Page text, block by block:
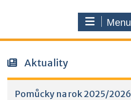
Menu
Aktuality
Pomůcky na rok 2025/2026